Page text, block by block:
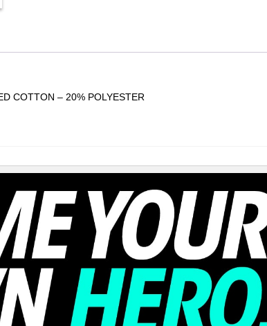
COTTON – 20% POLYESTER